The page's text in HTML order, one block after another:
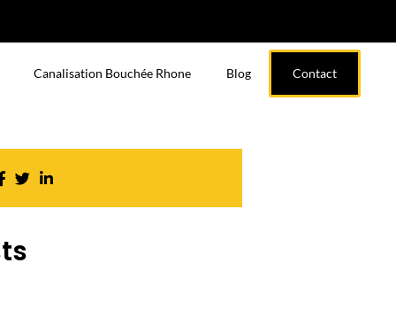
Canalisation Bouchée Rhone Blog Contact